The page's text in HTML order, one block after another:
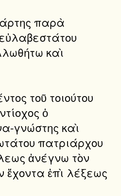
παρὰ
καὶ
τοῦ τοιούτου
ὁ
γνώστης καὶ
πατριάρχου
ἀνέγνω τὸν
ἐπὶ λέξεως